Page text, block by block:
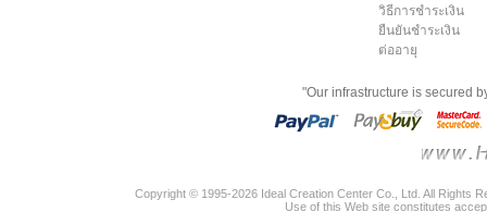
วิธีการชำระเงิน
ยืนยันชำระเงิน
ต่ออายุ
"Our infrastructure is secured
Copyright © 1995-2026 Ideal Creation Center Co., Ltd. All Rights
Use of this Web site constitutes